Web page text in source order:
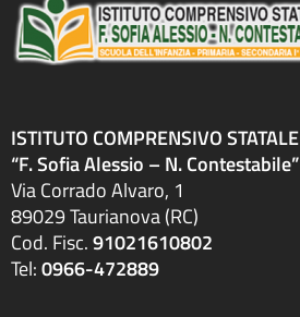
ISTITUTO COMPRENSIVO STATALE
“F. Sofia Alessio – N. Contestabile”
Via Corrado Alvaro, 1
89029 Taurianova (RC)
Cod. Fisc.91021610802
Tel:0966-472889